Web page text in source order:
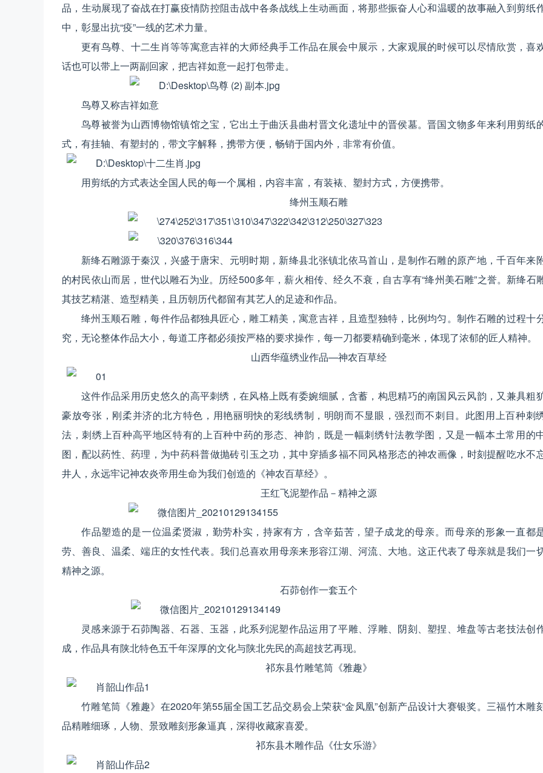
品，生动展现了奋战在打赢疫情防控阻击战中各条战线上生动画面，将那些振奋人心和温暖的故事融入到剪纸
中，彰显出抗“疫”一线的艺术力量。
更有鸟尊、十二生肖等等寓意吉祥的大师经典手工作品在展会中展示，大家观展的时候可以尽情欣赏，喜
话也可以带上一两副回家，把吉祥如意一起打包带走。
鸟尊又称吉祥如意
鸟尊被誉为山西博物馆镇馆之宝，它出土于曲沃县曲村晋文化遗址中的晋侯墓。晋国文物多年来利用剪纸
式，有挂轴、有塑封的，带文字解释，携带方便，畅销于国内外，非常有价值。
用剪纸的方式表达全国人民的每一个属相，内容丰富，有装裱、塑封方式，方便携带。
绛州玉顺石雕
新绛石雕源于秦汉，兴盛于唐宋、元明时期，新绛县北张镇北依马首山，是制作石雕的原产地，千百年来
的村民依山而居，世代以雕石为业。历经500多年，薪火相传、经久不衰，自古享有“绛州美石雕”之誉。新绛石
其技艺精湛、造型精美，且历朝历代都留有其艺人的足迹和作品。
绛州玉顺石雕，每件作品都独具匠心，雕工精美，寓意吉祥，且造型独特，比例均匀。制作石雕的过程十
究，无论整体作品大小，每道工序都必须按严格的要求操作，每一刀都要精确到毫米，体现了浓郁的匠人精神。
山西华蕴绣业作品—神农百草经
这件作品采用历史悠久的高平刺绣，在风格上既有委婉细腻，含蓄，构思精巧的南国风云风韵，又兼具粗
豪放夸张，刚柔并济的北方特色，用艳丽明快的彩线绣制，明朗而不显眼，强烈而不刺目。此图用上百种刺
法，刺绣上百种高平地区特有的上百种中药的形态、神韵，既是一幅刺绣针法教学图，又是一幅本土常用的
图，配以药性、药理，为中药科普做抛砖引玉之功，其中穿插多福不同风格形态的神农画像，时刻提醒吃水不
井人，永远牢记神农炎帝用生命为我们创造的《神农百草经》。
王红飞泥塑作品－精神之源
作品塑造的是一位温柔贤淑，勤劳朴实，持家有方，含辛茹苦，望子成龙的母亲。而母亲的形象一直都
劳、善良、温柔、端庄的女性代表。我们总喜欢用母亲来形容江湖、河流、大地。这正代表了母亲就是我们一
精神之源。
石茆创作一套五个
灵感来源于石茆陶器、石器、玉器，此系列泥塑作品运用了平雕、浮雕、阴刻、塑捏、堆盘等古老技法创
成，作品具有陕北特色五千年深厚的文化与陕北先民的高超技艺再现。
祁东县竹雕笔筒《雅趣》
竹雕笔筒《雅趣》在2020年第55届全国工艺品交易会上荣获“金凤凰”创新产品设计大赛银奖。三福竹木雕
品精雕细琢，人物、景致雕刻形象逼真，深得收藏家喜爱。
祁东县木雕作品《仕女乐游》